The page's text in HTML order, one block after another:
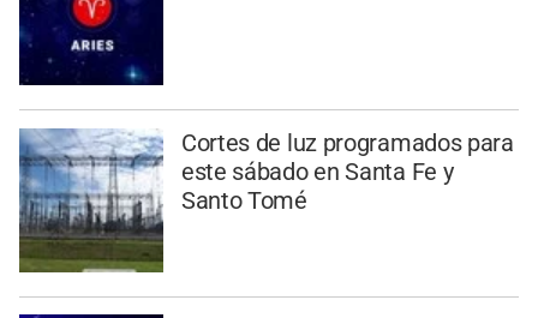
Cortes de luz programados para
este sábado en Santa Fe y
Santo Tomé